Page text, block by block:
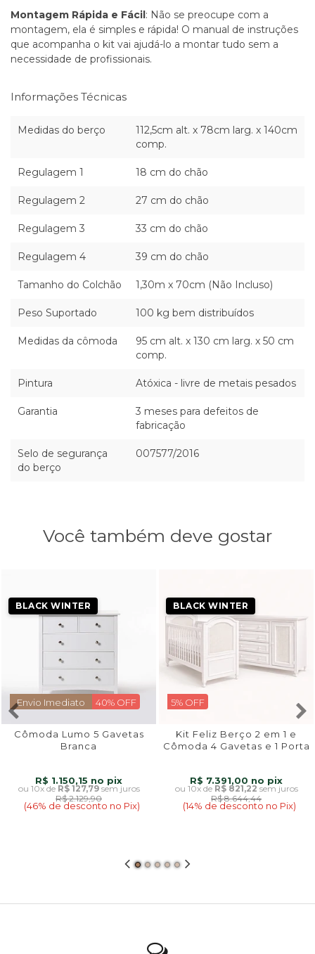
Montagem Rápida e Fácil: Não se preocupe com a
montagem, ela é simples e rápida! O manual de instruções
que acompanha o kit vai ajudá-lo a montar tudo sem a
necessidade de profissionais.
Informações Técnicas
Medidas do berço
112,5cm alt. x 78cm larg. x 140cm
comp.
Regulagem 1 18 cm do chão
Regulagem 2 27 cm do chão
Regulagem 3 33 cm do chão
Regulagem 4 39 cm do chão
Tamanho do Colchão 1,30m x 70cm (Não Incluso)
Peso Suportado 100 kg bem distribuídos
Medidas da cômoda
95 cm alt. x 130 cm larg. x 50 cm
comp.
Pintura Atóxica - livre de metais pesados
Garantia
3 meses para defeitos de
fabricação
Selo de segurança
do berço
007577/2016
Você também deve gostar
Envio Imediato 40% OFF
BLACK WINTER
Cômoda Lumo 5 Gavetas
Branca
R$ 1.150,15
10xde R$ 127,79sem juros
R$ 2.129,90
(46% de desconto no Pix)
5% OFF
BLACK WINTER
Kit Feliz Berço 2 em 1 e
Cômoda 4 Gavetas e 1 Porta
R$ 7.391,00
10xde R$ 821,22 sem juros
R$ 8.644,44
(14% de desconto no Pix)